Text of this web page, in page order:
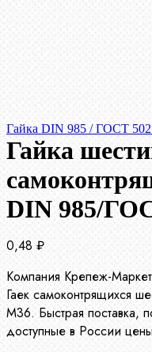
Гайка DIN 985 / ГОСТ
Гайка
DIN 985/
0,48 ₽
Компания Крепеж-
Гаек самоконтрящихся
М36. Быстрая поставка,
доступные в России